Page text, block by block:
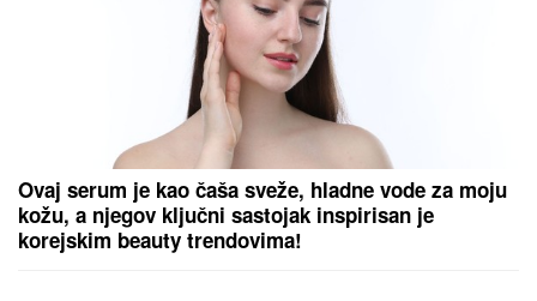
mišićima podigla 14 kilograma i
postala globalno poznata